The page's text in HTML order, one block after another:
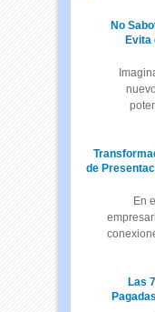
No
Evita
de
Hola a las
En
Las